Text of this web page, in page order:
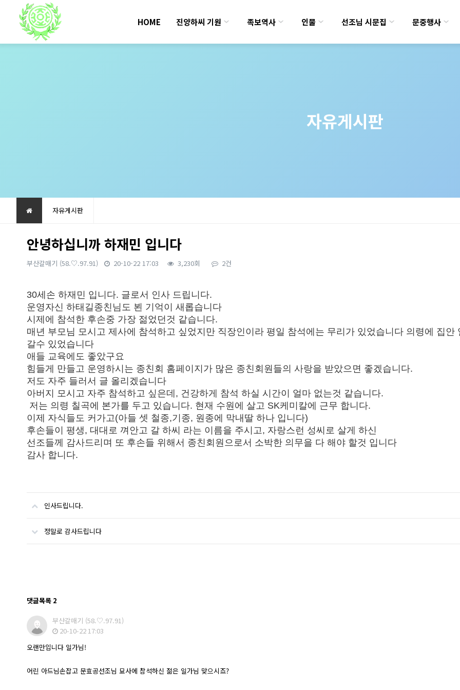
HOME 진양하씨 기원 족보역사 인물 선조님 시문집 문중행사
자유게시판
자유게시판
안녕하십니까 하재민 입니다
부산갈매기 (58.♡.97.91) 20-10-22 17:03 3,230회 2건
30세손 하재민 입니다. 글로서 인사 드립니다.
운영자신 하태길종친님도 뵌 기억이 새롭습니다
시제에 참석한 후손중 가장 젊었던것 같습니다.
매년 부모님 모시고 제사에 참석하고 싶었지만 직장인이라 평일 참석에는 무리가 있었습니다 의령에 집
갈수 있었습니다
애들 교육에도 좋았구요
힘들게 만들고 운영하시는 종친회 홈페이지가 많은 종친회원들의 사랑을 받았으면 좋겠습니다.
저도 자주 들러서 글 올리겠습니다
아버지 모시고 자주 참석하고 싶은데, 건강하게 참석 하실 시간이 얼마 없는것 같습니다.
저는 의령 칠곡에 본가를 두고 있습니다. 현재 수원에 살고 SK케미칼에 근무 합니다.
이제 자식들도 커가고(아들 셋 철종,기종, 원종에 막내딸 하나 입니다)
후손들이 평생, 대대로 껴안고 갈 하씨 라는 이름을 주시고, 자랑스런 성씨로 살게 하신
선조들께 감사드리며 또 후손들 위해서 종친회원으로서 소박한 의무을 다 해야 할것 입니다
감사 합니다.
인사드립니다.
정말로 감사드립니다
댓글목록 2
부산갈매기 (58.♡.97.91)
20-10-22 17:03
오랜만입니다 일가님!
어린 아드님손잡고 문효공선조님 묘사에 참석하신 젊은 일가님 맞으시죠?